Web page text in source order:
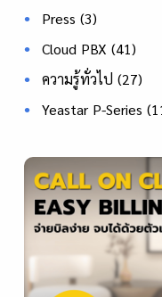
Press (3)
Cloud PBX (41)
ความรู้ทั่วไป (27)
Yeastar P-Series